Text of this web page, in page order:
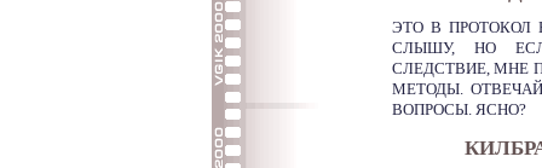
ЭТО В ПРОТОКОЛ
СЛЫШУ, НО
СЛЕДСТВИЕ, МНЕ
МЕТОДЫ.
ВОПРОСЫ. ЯСНО?